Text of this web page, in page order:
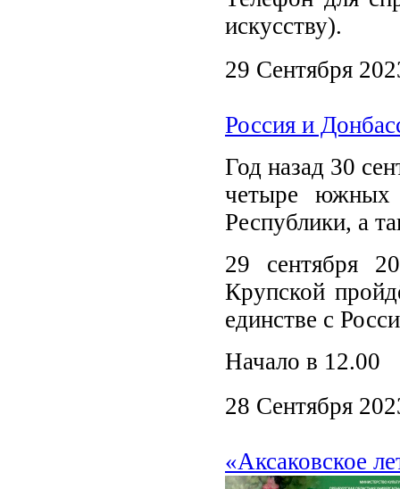
искусству).
29 Сентября
Россия и
Год назад 30
четыре южных
Республики, а
29 сентября
Крупской
единстве с
Начало в 12.00
28 Сентября
«Аксаковское